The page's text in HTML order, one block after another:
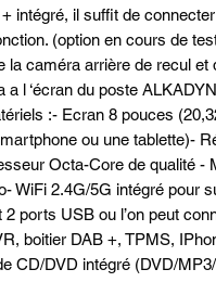
intégré, il suffit de
(option en cours de
la caméra arrière de recul et
l ‘écran du poste
:- Ecran 8 pouces
ou une tablette)-
Octa-Core de qualité -
WiFi 2.4G/5G intégré pour
ports USB ou l’on peut
boitier DAB +, TPMS,
CD/DVD intégré (DVD/